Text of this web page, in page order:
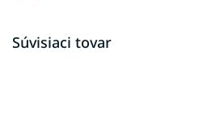
Súvisiaci tovar